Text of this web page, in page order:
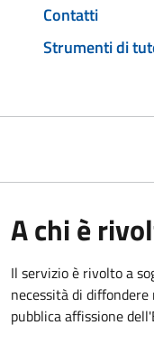
Contatti
Strumenti di
A chi è
Il servizio è rivolto a
necessità di
pubblica affissione